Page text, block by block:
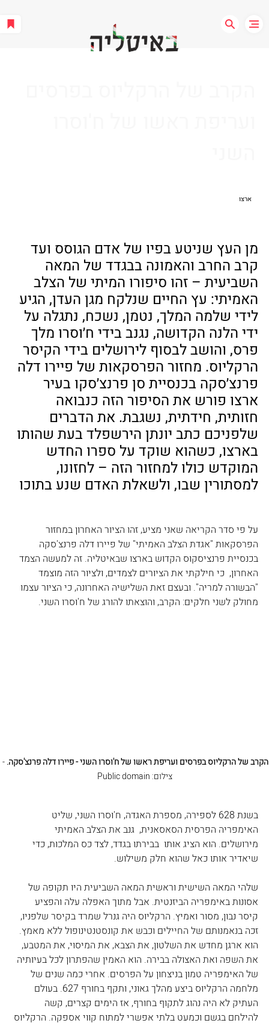
ארצו
מן העץ שניטע בפיו של אדם הגוסס ועד
קרב החרב והאמונה בבגדד של המאה
השביעית – זהו סיפורו המיתי של הצלב
האמיתי: עץ החיים שנלקח מגן העדן, הגיע
לידי שלמה המלך, נטמן, נשכח, נתגלה על
ידי הלנה הקדושה, נגנב בידי ח׳וסרו מלך
פרס, והושב לבסוף לירושלים בידי הקיסר
הרקליוס. מחזור הפרסקאות של פיירו דלה
פרנצ׳סקה בכנסיית סן פרנצ׳סקו בעיר
ארצו פורש את הסיפור הזה כנבואה
חזותית, חידתית, נשגבת. את הדברים
שלפניכם כתב יונתן הירשפלד בעת שהותו
בארצו, כשהוא שוקד על ספרו החדש
המוקדש כולו למחזור הזה – לחזונו,
למסתורין שבו, ולשאלת האדם שנע בתוכו
על פי סדר הקריאה שאני מציע, זהו הציור האחרון במחזור
הפרסקאות "אגדת הצלב האמיתי" של פיירו דלה פרנצ'סקה
בכנסיית פרנציסקוס הקדוש בארצו שבאיטליה. זה למעשה הצמד
האחרון,  כי חילקתי את הציורים לצמדים, ולציור הזה מוצמד
"הבשורה למריה". ובעצם זאת השלישיה האחרונה, כי הציור עצמו
מחולק לשני חלקים: הקרב, והוצאתו להורג של ח'וסרו השני.
הקרב של הרקליוס בפרסים ועריפת ראשו של ח'וסרו השני - פיירו דלה פרנצ'סקה. -
צילום: Public domain
בשנת 628 לספירה, מספרת האגדה, ח'וסרו השני, שליט
האימפריה הפרסית הסאסאנית,  גנב את הצלב האמיתי
מירושלים. הוא הציג אותו  בבירתו בגדד, לצד כס המלכות, כדי
שיאדיר אותו כאל שהוא חלק משילוש.
שלהי המאה השישית וראשית המאה השביעית היו תקופה של
אסונות באימפריה הביזנטית. אבל מתוך האפלה עלה והפציע
קיסר נבון, מסור ואמיץ. הרקליוס היה גנרל שמרד בקיסר שלפניו,
זכה בנאמנותם של החיילים וכבש את קונסטנטינופול ללא מאמץ.
הוא ארגן מחדש את השלטון, את הצבא, את המיסוי, את המטבע,
את השפה ואת האצולה בבירה. הוא האמין שהפתרון לכל בעיותיה
של האימפריה טמון בניצחון על הפרסים. אחרי כמה שנים של
מלחמה הרקליוס ביצע מהלך גאוני, ותקף בחורף 627. בעולם
העתיק לא היה נהוג לתקוף בחורף, אז הימים קצרים, קשה
להילחם בגשם וכמעט בלתי אפשרי למתוח קווי אספקה. הרקליוס